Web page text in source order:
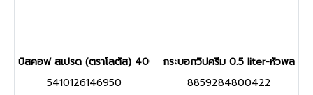
บิสคอฟ สเปรด (ตราโลตัส) 400กรัม
5410126146950
กระบอกวิปครีม 0.5 liter-หัวพลาส
8859284800422